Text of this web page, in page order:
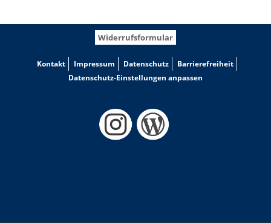
Widerrufsformular
Kontakt Impressum Datenschutz
Barrierefreiheit
Datenschutz-Einstellungen anpassen